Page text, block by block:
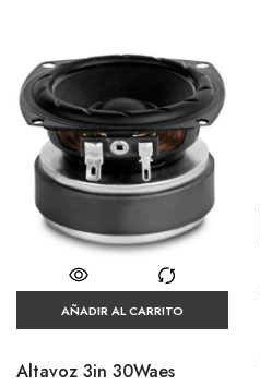
AÑADIR AL CARRITO
Altavoz 3in 30Waes